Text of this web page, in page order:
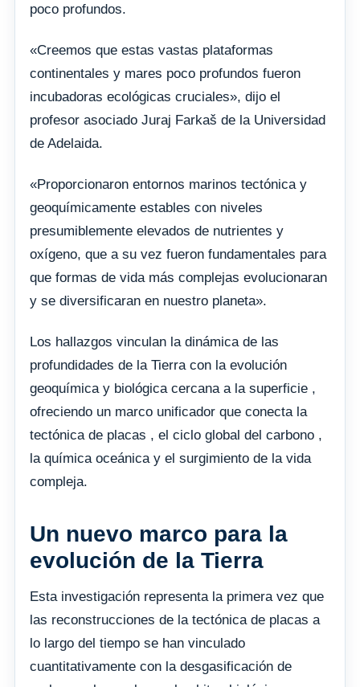
poco profundos.
«Creemos que estas vastas plataformas
continentales y mares poco profundos fueron
incubadoras ecológicas cruciales», dijo el
profesor asociado Juraj Farkaš de la Universidad
de Adelaida.
«Proporcionaron entornos marinos tectónica y
geoquímicamente estables con niveles
presumiblemente elevados de nutrientes y
oxígeno, que a su vez fueron fundamentales para
que formas de vida más complejas evolucionaran
y se diversificaran en nuestro planeta».
Los hallazgos vinculan la dinámica de las
profundidades de la Tierra con la evolución
geoquímica y biológica cercana a la superficie ,
ofreciendo un marco unificador que conecta la
tectónica de placas , el ciclo global del carbono ,
la química oceánica y el surgimiento de la vida
compleja.
Un nuevo marco para la
evolución de la Tierra
Esta investigación representa la primera vez que
las reconstrucciones de la tectónica de placas a
lo largo del tiempo se han vinculado
cuantitativamente con la desgasificación de